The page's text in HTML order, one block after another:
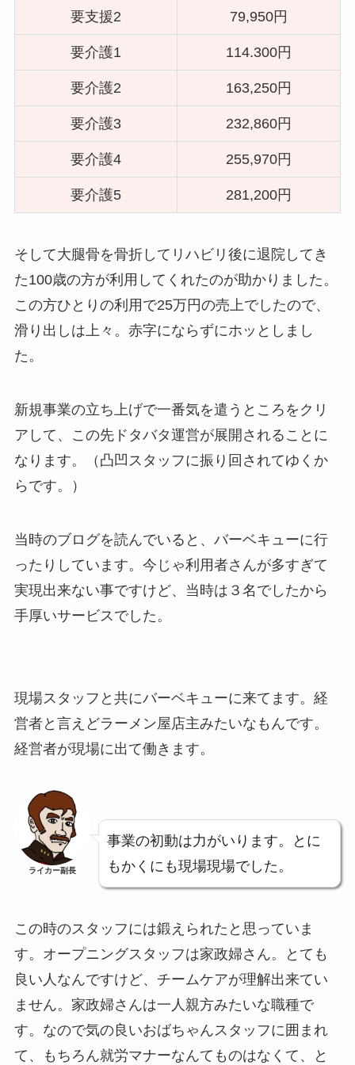
要支援2 79,950円
要介護1 114.300円
要介護2 163,250円
要介護3 232,860円
要介護4 255,970円
要介護5 281,200円
そして大腿骨を骨折してリハビリ後に退院してき
た100歳の方が利用してくれたのが助かりました。
この方ひとりの利用で25万円の売上でしたので、
滑り出しは上々。赤字にならずにホッとしまし
た。
新規事業の立ち上げで一番気を遣うところをクリ
アして、この先ドタバタ運営が展開されることに
なります。（凸凹スタッフに振り回されてゆくか
らです。）
当時のブログを読んでいると、バーベキューに行
ったりしています。今じゃ利用者さんが多すぎて
実現出来ない事ですけど、当時は３名でしたから
手厚いサービスでした。
現場スタッフと共にバーベキューに来てます。経
営者と言えどラーメン屋店主みたいなもんです。
経営者が現場に出て働きます。
ライカー副長
事業の初動は力がいります。とに
もかくにも現場現場でした。
この時のスタッフには鍛えられたと思っていま
す。オープニングスタッフは家政婦さん。とても
良い人なんですけど、チームケアが理解出来てい
ません。家政婦さんは一人親方みたいな職種で
す。なので気の良いおばちゃんスタッフに囲まれ
て、もちろん就労マナーなんてものはなくて、と